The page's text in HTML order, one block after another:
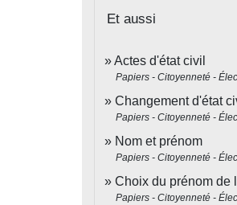
Et aussi
Actes d'état civil
Papiers - Citoyenneté -
Changement d'état
Papiers - Citoyenneté -
Nom et prénom
Papiers - Citoyenneté -
Choix du prénom de
Papiers - Citoyenneté -